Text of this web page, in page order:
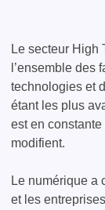
Le secteur High
l’ensemble des
technologies et
étant les plus
est en
modifient.
Le numérique a
et les